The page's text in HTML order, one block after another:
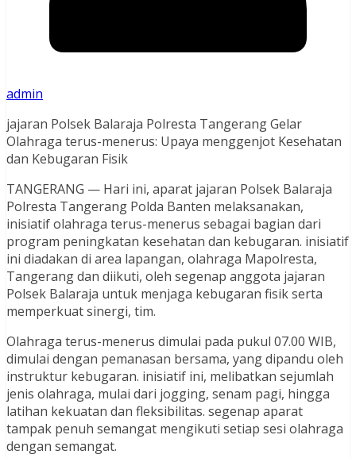
admin
jajaran Polsek Balaraja Polresta Tangerang Gelar
Olahraga terus-menerus: Upaya menggenjot Kesehatan
dan Kebugaran Fisik
TANGERANG — Hari ini, aparat jajaran Polsek Balaraja
Polresta Tangerang Polda Banten melaksanakan,
inisiatif olahraga terus-menerus sebagai bagian dari
program peningkatan kesehatan dan kebugaran. inisiatif
ini diadakan di area lapangan, olahraga Mapolresta,
Tangerang dan diikuti, oleh segenap anggota jajaran
Polsek Balaraja untuk menjaga kebugaran fisik serta
memperkuat sinergi, tim.
Olahraga terus-menerus dimulai pada pukul 07.00 WIB,
dimulai dengan pemanasan bersama, yang dipandu oleh
instruktur kebugaran. inisiatif ini, melibatkan sejumlah
jenis olahraga, mulai dari jogging, senam pagi, hingga
latihan kekuatan dan fleksibilitas. segenap aparat
tampak penuh semangat mengikuti setiap sesi olahraga
dengan semangat.